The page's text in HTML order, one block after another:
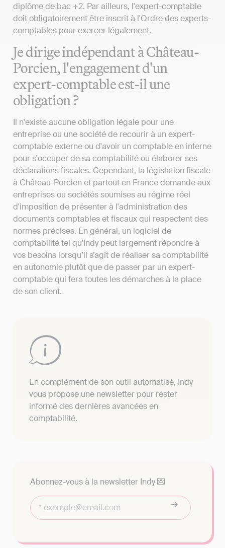
diplôme de bac +2. Par ailleurs, l'expert-comptable
doit obligatoirement être inscrit à l'Ordre des experts-
comptables pour exercer légalement.
Je dirige indépendant à Château-
Porcien, l'engagement d'un
expert-comptable est-il une
obligation ?
Il n'existe aucune obligation légale pour une
entreprise ou une société de recourir à un expert-
comptable externe ou d'avoir un comptable en interne
pour s'occuper de sa comptabilité ou élaborer ses
déclarations fiscales. Cependant, la législation fiscale
à Château-Porcien et partout en France demande aux
entreprises ou sociétés soumises au régime réel
d'imposition de présenter à l'administration des
documents comptables et fiscaux qui respectent des
normes précises. En général, un logiciel de
comptabilité tel qu'Indy peut largement répondre à
vos besoins lorsqu’il s’agit de réaliser sa comptabilité
en autonomie plutôt que de passer par un expert-
comptable qui fera toutes les démarches à la place
de son client.
En complément de son outil automatisé, Indy
vous propose une newsletter pour rester
informé des dernières avancées en
comptabilité.
Abonnez-vous à la newsletter Indy 💌